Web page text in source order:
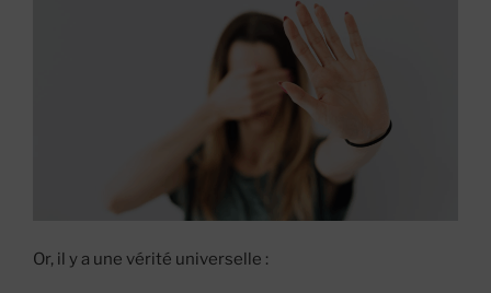
Or, il y a une vérité universelle :